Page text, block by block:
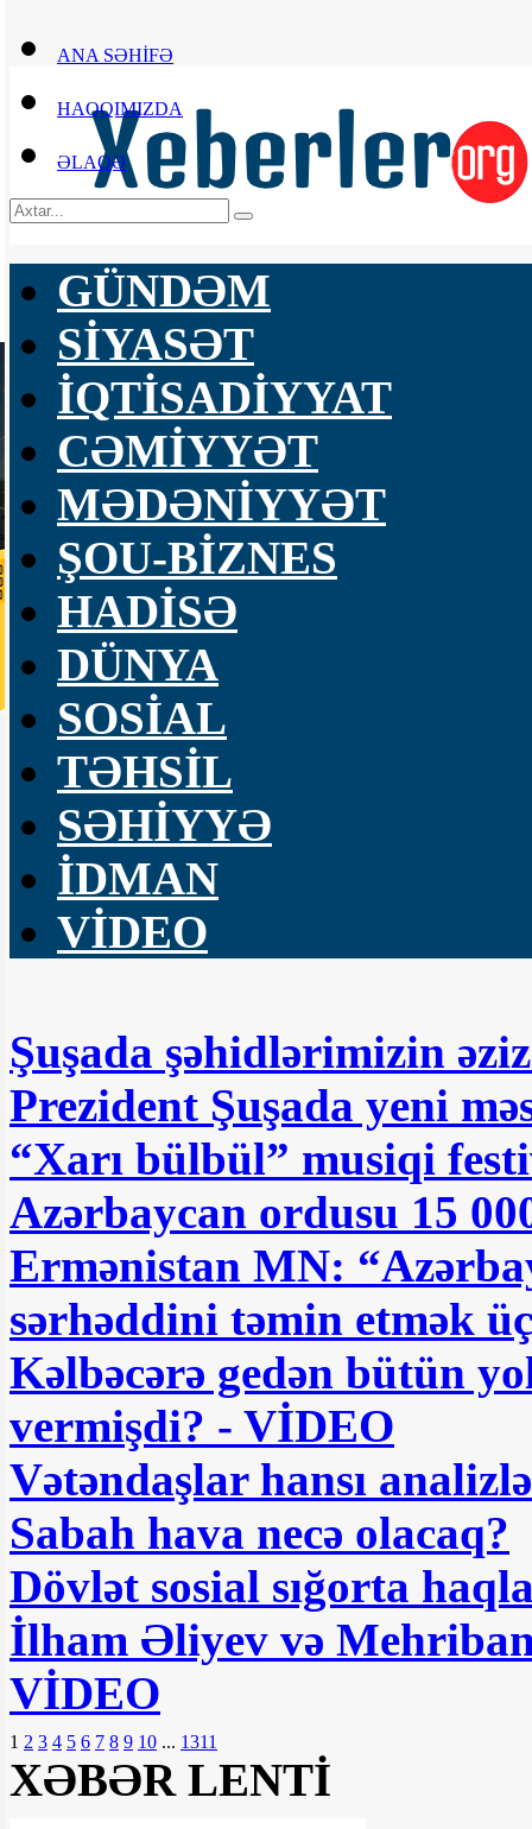
ANA SƏHİFƏ
HAQQIMIZDA
ƏLAQƏ
GÜNDƏM
SİYASƏT
İQTİSADİYYAT
CƏMİYYƏT
MƏDƏNİYYƏT
ŞOU-BİZNES
HADİSƏ
DÜNYA
SOSİAL
TƏHSİL
SƏHİYYƏ
İDMAN
VİDEO
Şuşada şəhidlərimizin
Prezident Şuşada yeni
“Xarı bülbül” musiqi
Azərbaycan ordusu 15
Ermənistan MN:
sərhəddini təmin etmək
Kəlbəcərə gedən bütün
vermişdi? - VİDEO
Vətəndaşlar hansı
Sabah hava necə olacaq?
Dövlət sosial sığorta
İlham Əliyev və
VİDEO
1 2 3 4 5 6 7 8 9 10 ... 1311
XƏBƏR LENTİ